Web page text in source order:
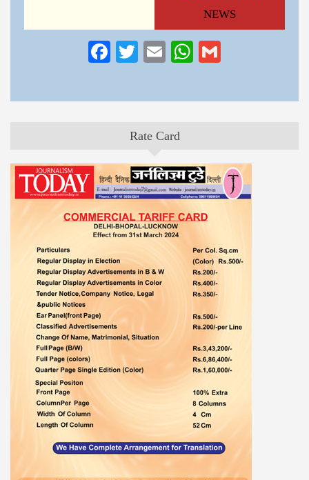
NEWS
Facebook
TwitterEmailWhatsApp
Rate Card